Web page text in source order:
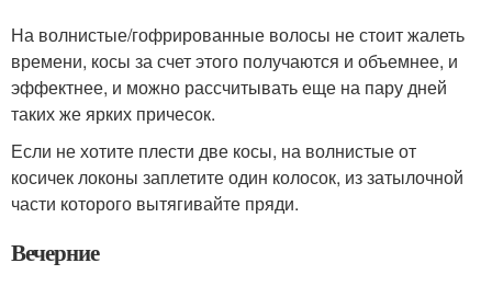
На волнистые/гофрированные волосы не стоит жалеть
времени, косы за счет этого получаются и объемнее, и
эффектнее, и можно рассчитывать еще на пару дней
таких же ярких причесок.
Если не хотите плести две косы, на волнистые от
косичек локоны заплетите один колосок, из затылочной
части которого вытягивайте пряди.
Вечерние